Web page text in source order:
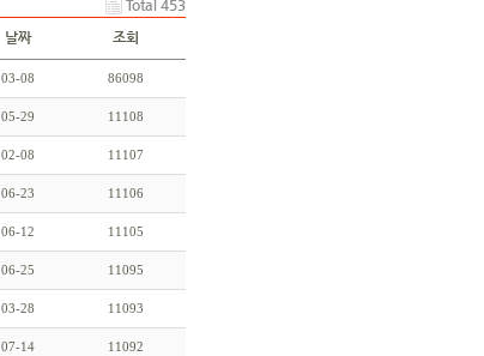
Total 453
날짜 조회
03-08 86098
05-29 11108
02-08 11107
06-23 11106
06-12 11105
06-25 11095
03-28 11093
07-14 11092